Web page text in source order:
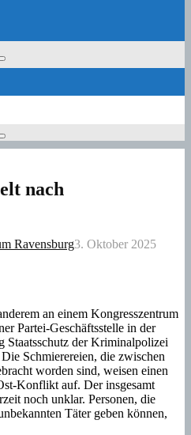
nach
Ravensburg3. Oktober 2025
an einem Kongresszentrum
Partei-Geschäftsstelle in der
Staatsschutz der Kriminalpolizei
Schmierereien, die zwischen
worden sind, weisen einen
Konflikt auf. Der insgesamt
noch unklar. Personen, die
Täter geben können,